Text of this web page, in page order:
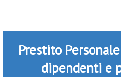
Prestito
dipendenti e